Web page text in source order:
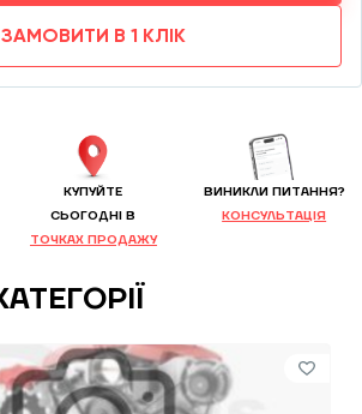
ЗАМОВИТИ В 1 КЛІК
КУПУЙТЕ
CЬОГОДНІ В
ТОЧКАХ ПРОДАЖУ
ВИНИКЛИ ПИТАННЯ?
КОНСУЛЬТАЦІЯ